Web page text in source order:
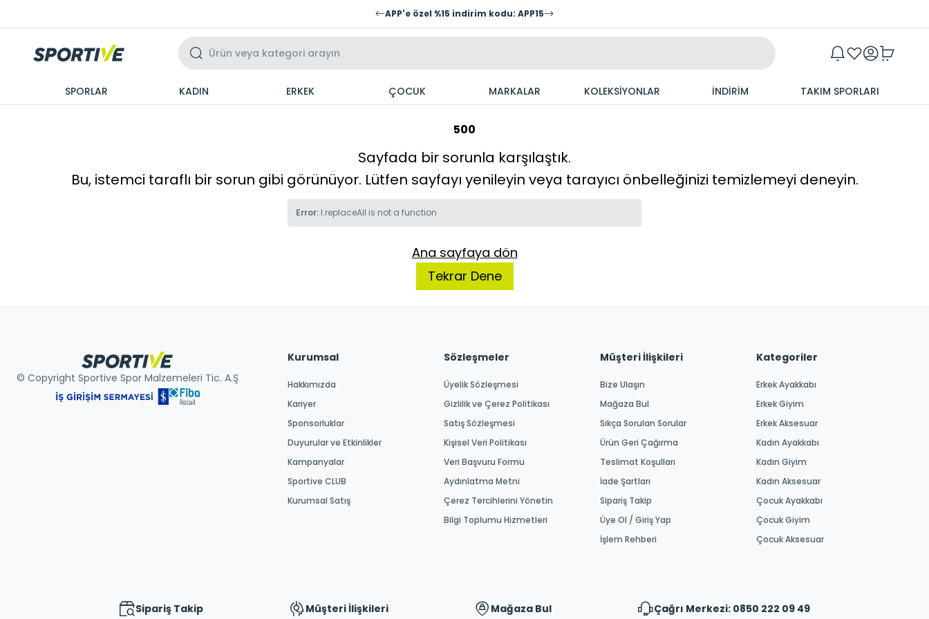
APP'e özel %15 indirim kodu: APP15
SPORLAR KADIN ERKEK ÇOCUK MARKALAR KOLEKSİYONLAR İNDİRİM TAKIM SPORLARI
500
Sayfada bir sorunla karşılaştık.
Bu, istemci taraflı bir sorun gibi görünüyor. Lütfen sayfayı yenileyin veya tarayıcı önbelleğinizi temizlemeyi deneyin.
Error: l.replaceAll is not a function
Ana sayfaya dön
Tekrar Dene
© Copyright Sportive Spor Malzemeleri Tic. A.Ş
Kurumsal
Hakkımızda
Kariyer
Sponsorluklar
Duyurular ve Etkinlikler
Kampanyalar
Sportive CLUB
Kurumsal Satış
Sözleşmeler
Üyelik Sözleşmesi
Gizlilik ve Çerez Politikası
Satış Sözleşmesi
Kişisel Veri Politikası
Veri Başvuru Formu
Aydınlatma Metni
Çerez Tercihlerini Yönetin
Bilgi Toplumu Hizmetleri
Müşteri İlişkileri
Bize Ulaşın
Mağaza Bul
Sıkça Sorulan Sorular
Ürün Geri Çağırma
Teslimat Koşulları
İade Şartları
Sipariş Takip
Üye Ol / Giriş Yap
İşlem Rehberi
Kategoriler
Erkek Ayakkabı
Erkek Giyim
Erkek Aksesuar
Kadın Ayakkabı
Kadın Giyim
Kadın Aksesuar
Çocuk Ayakkabı
Çocuk Giyim
Çocuk Aksesuar
Sipariş Takip Müşteri İlişkileri Mağaza Bul Çağrı Merkezi: 0850 222 09 49